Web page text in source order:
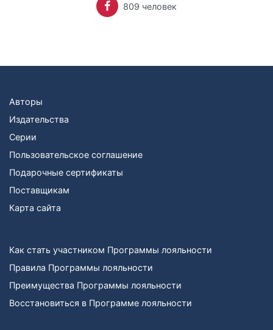
809 человек
Авторы
Издательства
Серии
Пользовательское соглашение
Подарочные сертификаты
Поставщикам
Карта сайта
Как стать участником Программы лояльности
Правила Программы лояльности
Преимущества Программы лояльности
Восстановиться в Программе лояльности